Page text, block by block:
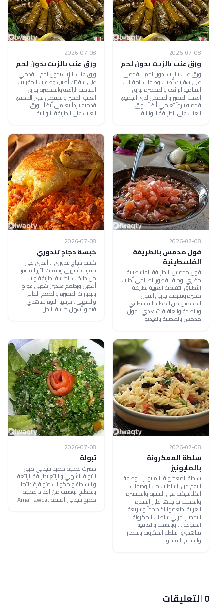
2026-07-08
ورق عنب بالزيت بدون لحم
ورق عنب بالزيت بدون لحم .. قدمي
على سفرتك أطيب وصفات المقبلات
الشامية الرائعة والمحضرة بورق
العنب المميز والمفضل لدى الجميع،
قدميه بارداً تعلمي أيضاً: ورق
العنب على الطريقة اليونانية
2026-07-08
ورق عنب بالزيت بدون لحم
ورق عنب بالزيت بدون لحم .. قدمي
على سفرتك أطيب وصفات المقبلات
الشامية الرائعة والمحضرة بورق
العنب المميز والمفضل لدى الجميع،
قدميه بارداً تعلمي أيضاً: ورق
العنب على الطريقة اليونانية
2026-07-08
فول مدمس بالطريقة
الفلسطينية
فول مدمس بالطريقة الفلسطينية ...
حضري لوجبة الفطور الصباحي أطيب
الأطباق التقليدية العربية بطريقة
مميزة وشهية، جربي الفول
المدمس من المطبخ الفلسطيني
وبالصحة والعافية شاهدي: فول
مدمس بالطحينية بالفيديو
2026-07-08
كبسة دجاج تندوري
كبسة دجاج تندوري .. أعدي على
سفرتك أشهى وصفات الأرز المميزة
من طبخات الكبسة بطريقة ولا
أسهل وبطعم هندي شهي فواح
بالبهارات المميزة والطعم الفاخر
والشهي.. جربيها اليوم شاهدي:
فيديو أسهل كبسة بالجزر
2026-07-08
سلطة المعكرونة
بالمايونيز
سلطة المعكرونة بالمايونيز .. وصفة
اليوم من السلطات من الوصفات
الكلاسيكية على السفرة والمنتشرة
والمحبب تواجدها على السفرة
العربية، طعمها لذيذ جداً وسريعة
التحضير، جربي سلطات المكرونة
المنوعة ... وبالصحة والعافية
شاهدي: سلطة المكرونة بالخضار
والدجاج بالفيديو
2026-07-08
تبولة
حضرت عضوة مطبخ سيدتي طبق
التبولة الشهي والرائع بطريقة الرائعة
والبسيطة وبمكونات متوافرة دائما
بالمطبخ الوصفة من اعداد عضوة
مطبخ سيدتي السيدة Amal Jawdat
0 التعليقات